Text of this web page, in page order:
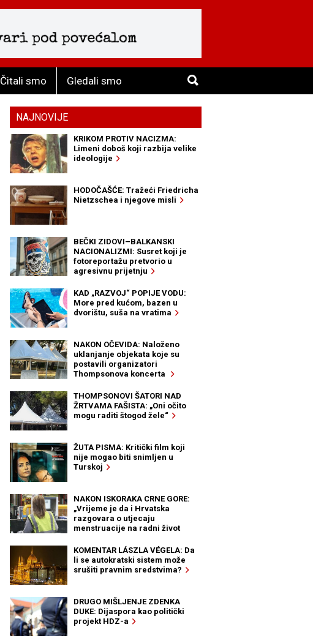
Čitali smo Gledali smo
NAJNOVIJE
KRIKOM PROTIV NACIZMA:
Limeni doboš koji razbija velike
ideologije
HODOČAŠĆE: Tražeći Friedricha
Nietzschea i njegove misli
BEČKI ZIDOVI–BALKANSKI
NACIONALIZMI: Susret koji je
fotoreportažu pretvorio u
agresivnu prijetnju
KAD „RAZVOJ“ POPIJE VODU:
More pred kućom, bazen u
dvorištu, suša na vratima
NAKON OČEVIDA: Naloženo
uklanjanje objekata koje su
postavili organizatori
Thompsonova koncerta
THOMPSONOVI ŠATORI NAD
ŽRTVAMA FAŠISTA: „Oni očito
mogu raditi štogod žele“
ŽUTA PISMA: Kritički film koji
nije mogao biti snimljen u
Turskoj
NAKON ISKORAKA CRNE GORE:
„Vrijeme je da i Hrvatska
razgovara o utjecaju
menstruacije na radni život
KOMENTAR LÁSZLA VÉGELA: Da
li se autokratski sistem može
srušiti pravnim sredstvima?
DRUGO MIŠLJENJE ZDENKA
DUKE: Dijaspora kao politički
projekt HDZ-a